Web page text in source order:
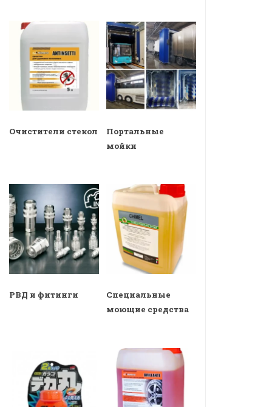
Очистители стекол
Портальные
мойки
РВД и фитинги
Специальные
моющие средства